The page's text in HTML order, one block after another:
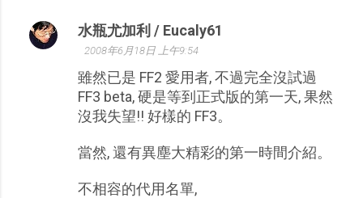
水瓶尤加利 / Eucaly61
2008年6月18日 上午9:54
雖然已是 FF2 愛用者, 不過完全沒試過
FF3 beta, 硬是等到正式版的第一天, 果然
沒我失望!! 好樣的 FF3。
當然, 還有異塵大精彩的第一時間介紹。
不相容的代用名單,